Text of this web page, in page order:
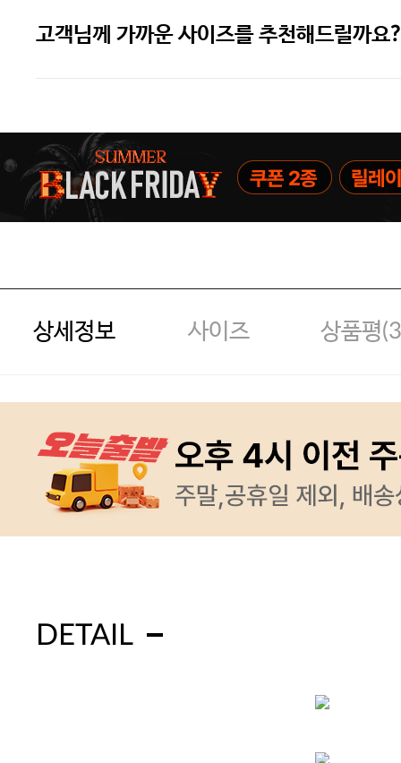
주말특가 20%(8.7~8.9)/5만원 이
[썸머블프] 2만원 할인 쿠폰(8.1~31)
고객님께 가까운 사이즈를 추천해드릴까요?
상세정보 사이즈 상품평(3
DETAIL